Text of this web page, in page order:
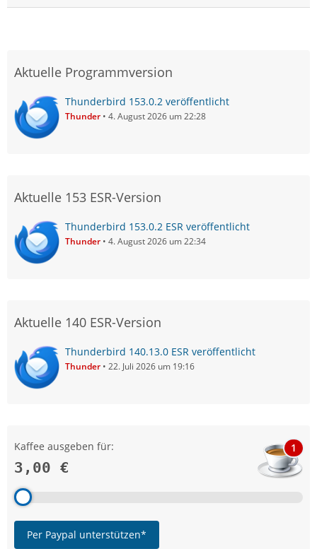
Aktuelle Programmversion
Thunderbird 153.0.2 veröffentlicht
Thunder 4. August 2026 um 22:28
Aktuelle 153 ESR-Version
Thunderbird 153.0.2 ESR veröffentlicht
Thunder 4. August 2026 um 22:34
Aktuelle 140 ESR-Version
Thunderbird 140.13.0 ESR veröffentlicht
Thunder 22. Juli 2026 um 19:16
Kaffee ausgeben für:
3,00 €
1
Per Paypal unterstützen*